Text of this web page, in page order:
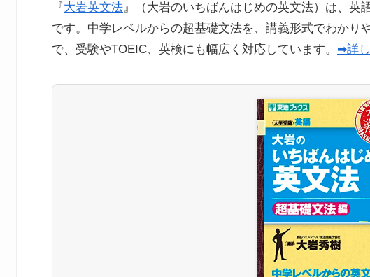
『 大岩英文法』（大岩のいちばんはじめの英文法）は、英
です。中学レベルからの超基礎文法を、講義形式でわかり
で、受験やTOEIC、英検にも幅広く対応しています。 ➡詳